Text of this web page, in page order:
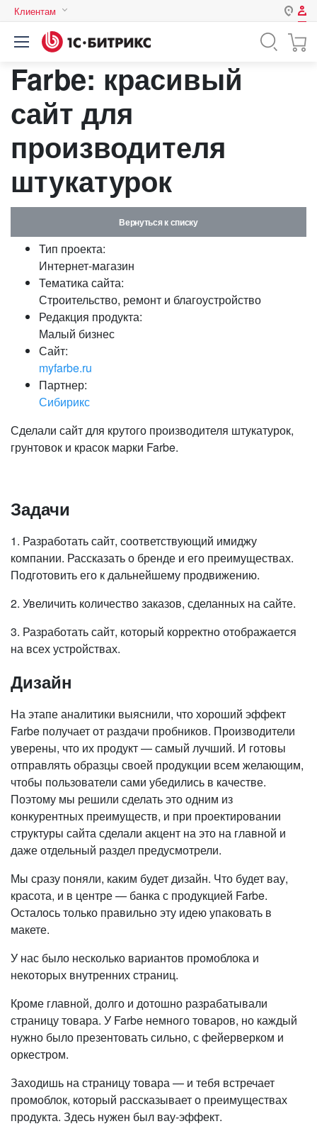
Клиентам
Казахстан
Авторизация
Зарегистрироваться
Логин
Пароль
компьютере
Забыли свой пароль?
или войдите с помощью
Farbe: красивый
сайт для
производителя
штукатурок
Вернуться к списку
Тип проекта:
Интернет-магазин
Тематика сайта:
Строительство, ремонт и благоустройство
Редакция продукта:
Малый бизнес
Сайт:
myfarbe.ru
Партнер:
Сибирикс
Сделали сайт для крутого производителя штукатурок,
грунтовок и красок марки Farbe.
Задачи
1. Разработать сайт, соответствующий имиджу
компании. Рассказать о бренде и его преимуществах.
Подготовить его к дальнейшему продвижению.
2. Увеличить количество заказов, сделанных на сайте.
3. Разработать сайт, который корректно отображается
на всех устройствах.
Дизайн
На этапе аналитики выяснили, что хороший эффект
Farbe получает от раздачи пробников. Производители
уверены, что их продукт — самый лучший. И готовы
отправлять образцы своей продукции всем желающим,
чтобы пользователи сами убедились в качестве.
Поэтому мы решили сделать это одним из
конкурентных преимуществ, и при проектировании
структуры сайта сделали акцент на это на главной и
даже отдельный раздел предусмотрели.
Мы сразу поняли, каким будет дизайн. Что будет вау,
красота, и в центре — банка с продукцией Farbe.
Осталось только правильно эту идею упаковать в
макете.
У нас было несколько вариантов промоблока и
некоторых внутренних страниц.
Кроме главной, долго и дотошно разрабатывали
страницу товара. У Farbe немного товаров, но каждый
нужно было презентовать сильно, с фейерверком и
оркестром.
Заходишь на страницу товара — и тебя встречает
промоблок, который рассказывает о преимуществах
продукта. Здесь нужен был вау-эффект.